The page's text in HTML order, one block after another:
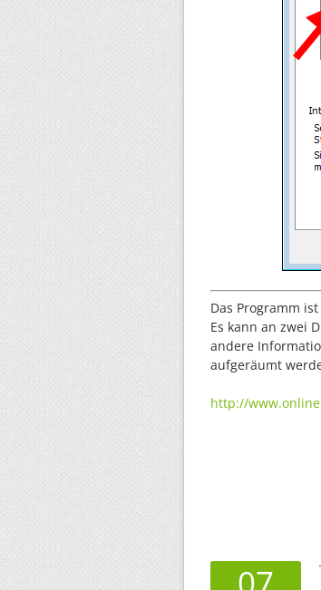
Das Programm
Es kann an zwei
andere
aufgeräumt
http://